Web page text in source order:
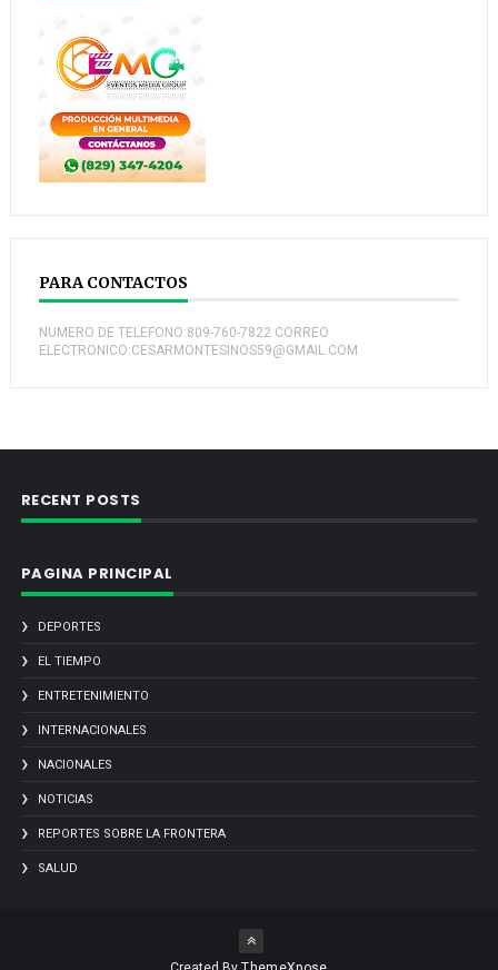
PARA CONTACTOS
NUMERO DE TELEFONO:809-760-7822 CORREO
ELECTRONICO:CESARMONTESINOS59@GMAIL.COM
RECENT POSTS
PAGINA PRINCIPAL
DEPORTES
EL TIEMPO
ENTRETENIMIENTO
INTERNACIONALES
NACIONALES
NOTICIAS
REPORTES SOBRE LA FRONTERA
SALUD